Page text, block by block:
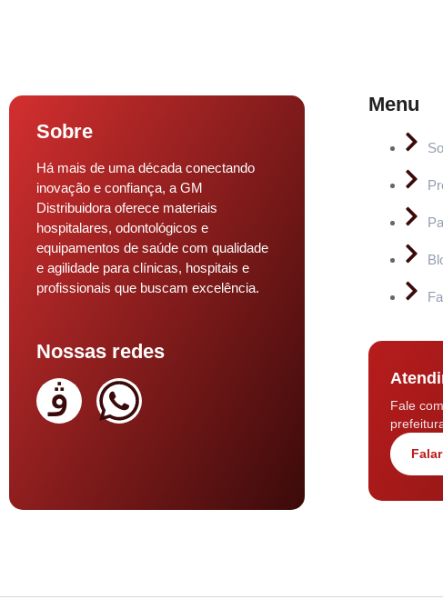
Sobre
Há mais de uma década conectando
inovação e confiança, a GM
Distribuidora oferece materiais
hospitalares, odontológicos e
equipamentos de saúde com qualidade
e agilidade para clínicas, hospitais e
profissionais que buscam excelência.
Nossas redes
Menu
Fale